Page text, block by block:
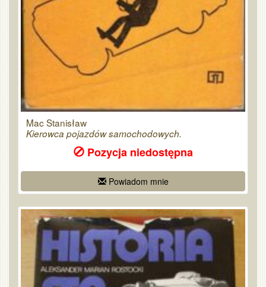
Mac Stanisław
Kierowca pojazdów samochodowych.
Pozycja niedostępna
Powiadom mnie